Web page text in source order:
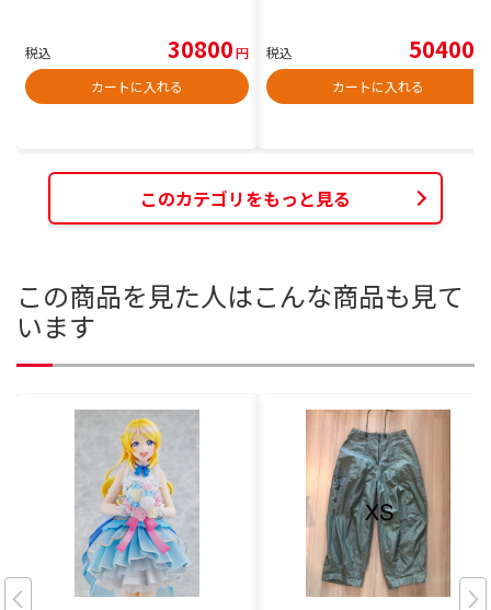
税込 30800円
カートに入れる
税込 50400
カートに入れる
このカテゴリをもっと見る
この商品を見た人はこんな商品も見て
います